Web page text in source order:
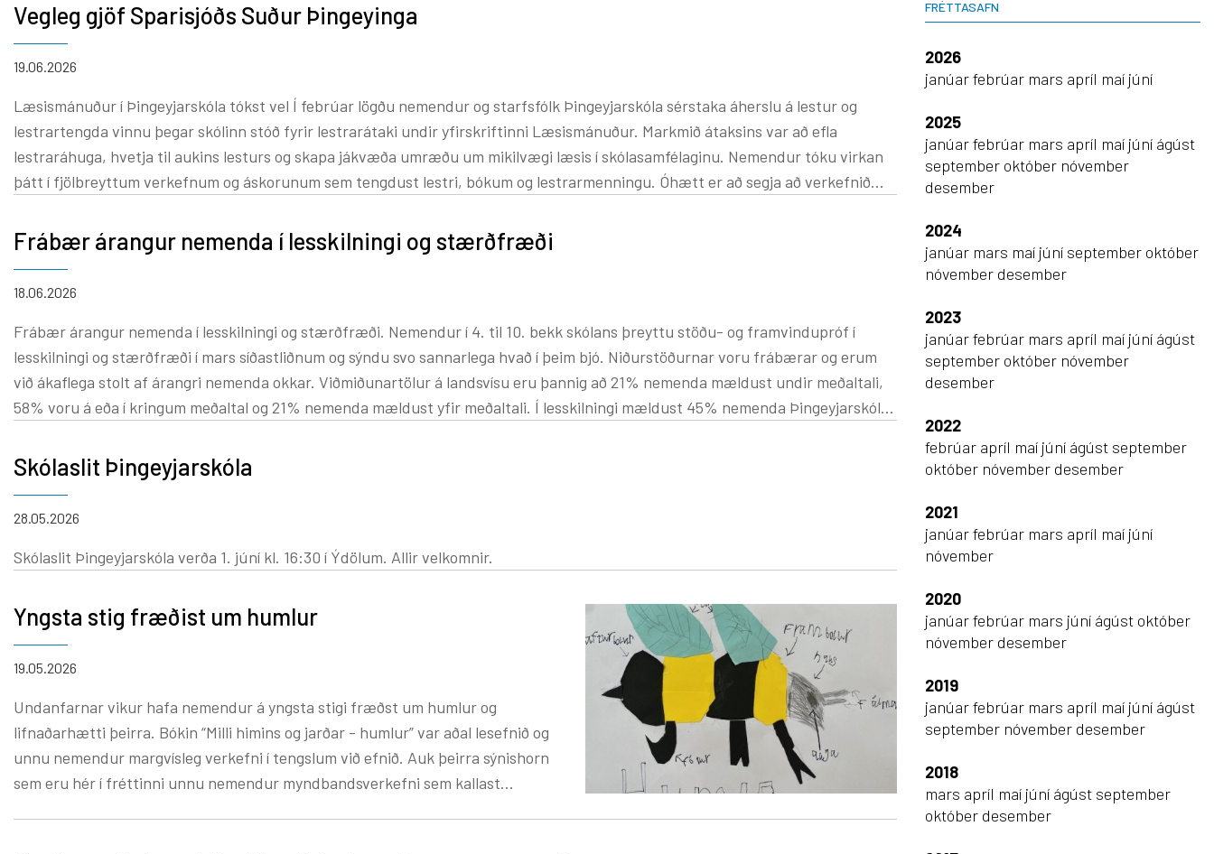
Innra og ytra mat
Foreldrafélag
Byrjendalæsi
Skólastefna Þingeyjarsveitar
Þróunarverkefni og samstarf
Starfslýsingar
Skólaráð
Krílabær
Tónlistardeild
Um Tónlistardeild Þingeyjarskóla
Vegleg gjöf Sparisjóðs Suður Þingeyinga
19.06.2026
Læsismánuður í Þingeyjarskóla tókst vel Í febrúar lögðu nemendur og starfsfólk Þingeyjarskóla sérstaka áherslu á lestur og
lestrartengda vinnu þegar skólinn stóð fyrir lestrarátaki undir yfirskriftinni Læsismánuður. Markmið átaksins var að efla
lestraráhuga, hvetja til aukins lesturs og skapa jákvæða umræðu um mikilvægi læsis í skólasamfélaginu. Nemendur tóku virkan
þátt í fjölbreyttum verkefnum og áskorunum sem tengdust lestri, bókum og lestrarmenningu. Óhætt er að segja að verkefnið
ræða bækur og takast á við skemmtilegar lestrartengdar áskoranir. Í tengslum við verkefnið færði Sparisjóður Suður-Þingeyinga
skólanum veglega peningagjöf sem nýtt var til bókakaupa fyrir bókasafn skólans. Gjöfin mun styrkja bókakost skólans og nýtast
og fjölbreytta lestrarmenningu meðal nemenda.
Frábær árangur nemenda í lesskilningi og stærðfræði
18.06.2026
Frábær árangur nemenda í lesskilningi og stærðfræði. Nemendur í 4. til 10. bekk skólans þreyttu stöðu- og framvindupróf í
lesskilningi og stærðfræði í mars síðastliðnum og sýndu svo sannarlega hvað í þeim bjó. Niðurstöðurnar voru frábærar og erum
við ákaflega stolt af árangri nemenda okkar. Viðmiðunartölur á landsvísu eru þannig að 21% nemenda mældust undir meðaltali,
58% voru á eða í kringum meðaltal og 21% nemenda mældust yfir meðaltali. Í lesskilningi mældust 45% nemenda Þingeyjarskóla
2% nemenda mældust undir meðaltali. Í stærðfræðiprófinu mældust 31% nemenda okkar yfir meðaltali, sem var hreint út sagt
frábært. Jafnframt voru 51% nemenda á eða við meðaltal og einungis 18% mældust undir meðaltali, sem var einnig undir
Skólaslit Þingeyjarskóla
28.05.2026
Skólaslit Þingeyjarskóla verða 1. júní kl. 16:30 í Ýdölum. Allir velkomnir.
Yngsta stig fræðist um humlur
19.05.2026
Undanfarnar vikur hafa nemendur á yngsta stigi fræðst um humlur og
lifnaðarhætti þeirra. Bókin “Milli himins og jarðar - humlur” var aðal lesefnið og
unnu nemendur margvísleg verkefni í tengslum við efnið. Auk þeirra sýnishorn
sem eru hér í fréttinni unnu nemendur myndbandsverkefni sem kallast
FRÉTTASAFN
2026
janúarfebrúar mars apríl maí júní
2025
janúarfebrúar mars apríl maí júní ágúst
september október nóvember
desember
2024
janúar mars maí júní september október
nóvember desember
2023
janúarfebrúar mars apríl maí júní ágúst
september október nóvember
desember
2022
febrúar apríl maí júní ágúst september
október nóvember desember
2021
janúarfebrúar mars apríl maí júní
nóvember
2020
janúarfebrúar mars júní ágúst október
nóvember desember
2019
janúarfebrúar mars apríl maí júní ágúst
september nóvember desember
2018
mars apríl maí júní ágúst september
október desember